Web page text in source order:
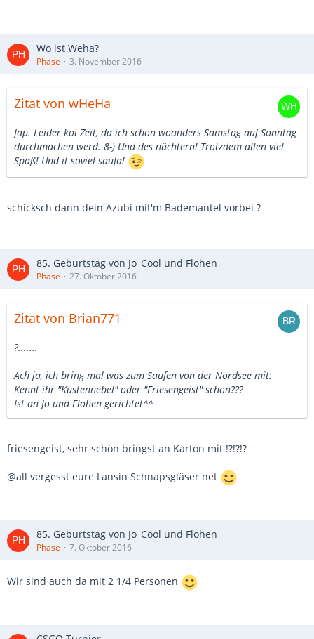
Wo ist Weha?
Phase 3. November 2016
Zitat von wHeHa
Jap. Leider koi Zeit, da ich schon woanders Samstag auf Sonntag
durchmachen werd. 8-) Und des nüchtern! Trotzdem allen viel
Spaß! Und it soviel saufa!
schicksch dann dein Azubi mit'm Bademantel vorbei ?
85. Geburtstag von Jo_Cool und Flohen
Phase 27. Oktober 2016
Zitat von Brian771
?.......
Ach ja, ich bring mal was zum Saufen von der Nordsee mit:
Kennt ihr "Küstennebel" oder "Friesengeist" schon???
Ist an Jo und Flohen gerichtet^^
friesengeist, sehr schön bringst an Karton mit !?!?!?
@all vergesst eure Lansin Schnapsgläser net
85. Geburtstag von Jo_Cool und Flohen
Phase 7. Oktober 2016
Wir sind auch da mit 2 1/4 Personen